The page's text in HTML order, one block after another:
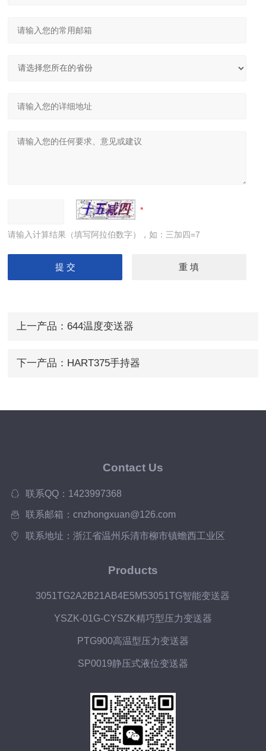
请输入计算结果（填写阿拉伯数字），如：三加四=7
上一产品： 644温度变送器
下一产品： HART375手持器
Contact Us
联系QQ：1423997368
联系邮箱：cnzhongxuan@126.com
联系地址：浙江省温州乐清市柳市镇蟾西工业区
Products
3051TG2A2B21AB4E5M53051TG智能变送器
YSZK-01G-CYSZK精巧型压力变送器
PTG900高温型压力变送器
SP0019静压式液位变送器